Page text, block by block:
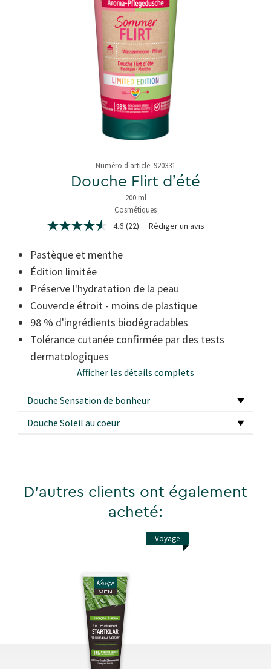
Numéro d'article: 920331
Douche Flirt dʼété
200 ml
Cosmétiques
3.7 de 5 étoiles
4.6
sur
5,
valeur
de
la
moyenne.
Read
22
Reviews.
Lien
sur
4.6 (22) Rédiger un avis
Pastèque et menthe
Édition limitée
Préserve l'hydratation de la peau
Couvercle étroit - moins de plastique
98 % d'ingrédients biodégradables
Tolérance cutanée confirmée par des tests
dermatologiques
Afficher les détails complets
Douche Sensation de bonheur
Douche Soleil au coeur
D'autres clients ont également
acheté:
Voyage